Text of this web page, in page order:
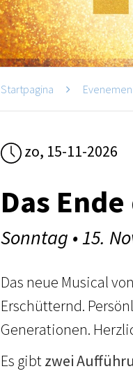
Startpagina
zo, 15-11-2026
Das
Sonntag • 15.
Das neue Musical
Erschütternd.
Generationen.
Es gibtzwei